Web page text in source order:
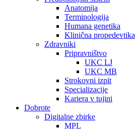
Anatomija
Terminologija
Humana genetika
Klinična propedevtika
Zdravniki
Pripravništvo
UKC LJ
UKC MB
Strokovni izpit
Specializacije
Kariera v tujini
Dobrote
Digitalne zbirke
MPL